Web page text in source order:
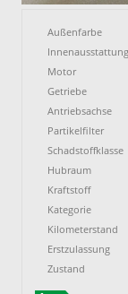
Außenfarbe
Innenausstattung
Motor
Getriebe
Antriebsachse
Partikelfilter
Schadstoffklasse
Hubraum
Kraftstoff
Kategorie
Kilometerstand
Erstzulassung
Zustand